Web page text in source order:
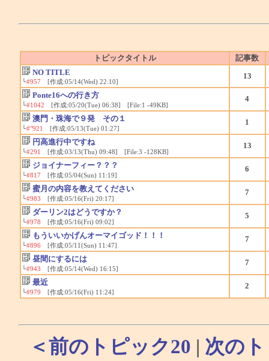
トピックタイトル
記事数
NO TITLE
└#957[作成:05/14(Wed) 22:10]
13
Ponte16への行き方
└#1042 [作成:05/20(Tue) 06:38] [File:1 -49KB]
4
澳門・珠海で９発 その１
└#"921 [作成:05/13(Tue) 01:27]
1
円高進行中ですね
└#291 [作成:03/13(Thu) 09:48] [File:3 -128KB]
13
ジョイナーフィー？？？
└#817[作成:05/04(Sun) 11:19]
6
蜜月の内容を教えてください
└#983 [作成:05/16(Fri) 20:17]
7
ダーリン2はどうですか？
└#978 [作成:05/16(Fri) 09:02]
5
もういいかげんオーマイゴッド！！！
└#896[作成:05/11(Sun) 11:47]
7
昼間にするには
└#943 [作成:05/14(Wed) 16:15]
7
最近
└#979 [作成:05/16(Fri) 11:24]
2
＜前のトピック20 | 次の